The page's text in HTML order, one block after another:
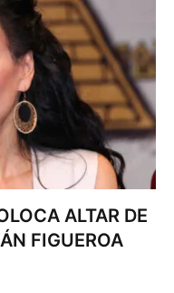
ALTAR DE
FIGUEROA